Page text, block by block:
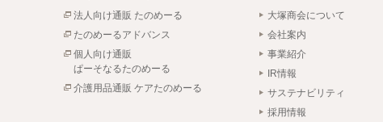
法人向け通販 たのめーる
たのめーるアドバンス
個人向け通販
ぱーそなるたのめーる
介護用品通販 ケアたのめーる
大塚商会について
会社案内
事業紹介
IR情報
サステナビリティ
採用情報